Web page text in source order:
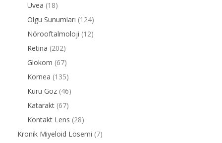
Uvea (18)
Olgu Sunumları (124)
Nörooftalmoloji (12)
Retina (202)
Glokom (67)
Kornea (135)
Kuru Göz (46)
Katarakt (67)
Kontakt Lens (28)
Kronik Miyeloid Lösemi (7)